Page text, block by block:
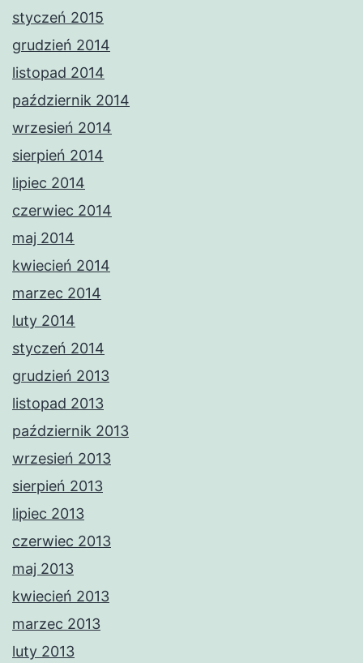
styczeń 2015
grudzień 2014
listopad 2014
październik 2014
wrzesień 2014
sierpień 2014
lipiec 2014
czerwiec 2014
maj 2014
kwiecień 2014
marzec 2014
luty 2014
styczeń 2014
grudzień 2013
listopad 2013
październik 2013
wrzesień 2013
sierpień 2013
lipiec 2013
czerwiec 2013
maj 2013
kwiecień 2013
marzec 2013
luty 2013